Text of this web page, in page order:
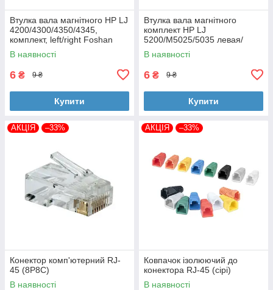
Втулка вала магнітного HP LJ
4200/4300/4350/4345,
комплект, left/right Foshan
(MAG-1338A-BSH-Foshan)
В наявності
6 ₴ 9 ₴
Купити
Втулка вала магнітного
комплект HP LJ
5200/M5025/5035 левая/
правая Foshan (MAG-7516A-
BSH-Foshan)
В наявності
6 ₴ 9 ₴
Купити
АКЦІЯ –33%
Конектор комп'ютерний RJ-
45 (8P8C)
В наявності
АКЦІЯ –33%
Ковпачок ізолюючий до
конектора RJ-45 (сірі)
В наявності